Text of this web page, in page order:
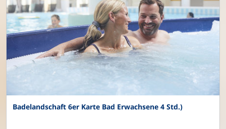
Badelandschaft 6er Karte Bad Erwachsene 4 Std.)